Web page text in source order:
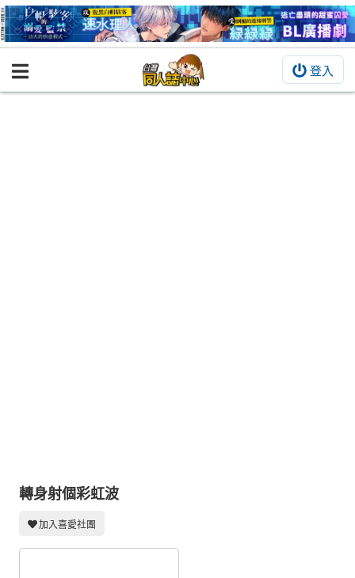
登入
BOOKY書集倉庫
交流中心
攤位轉讓區
會員功能選單
轉身射個彩虹波
加入喜愛社團